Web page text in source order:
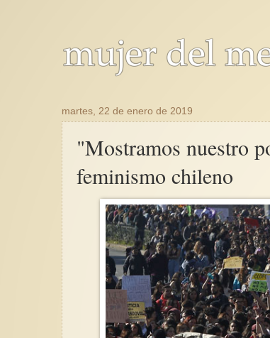
martes, 22 de enero de 2019
"Mostramos nuestro
feminismo chileno